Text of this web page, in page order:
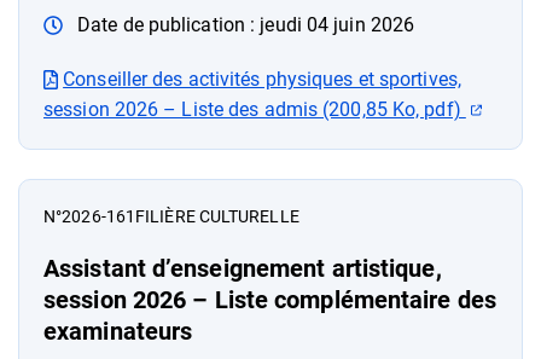
Date de publication : jeudi 04 juin 2026
Conseiller des activités physiques et sportives,
session 2026 – Liste des admis (200,85 Ko, pdf)
N°2026-161 FILIÈRE CULTURELLE
Assistant d’enseignement artistique,
session 2026 – Liste complémentaire des
examinateurs